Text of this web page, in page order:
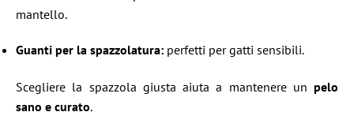
mantello.
Guanti per la spazzolatura: perfetti per gatti sensibili.
Scegliere la spazzola giusta aiuta a mantenere un pelo
sano e curato.